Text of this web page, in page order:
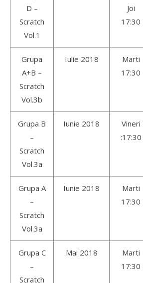
D –
Scratch
Vol.1
Joi
17:30
Grupa
A+B –
Scratch
Vol.3b
Iulie 2018
Marti
17:30
Grupa B
–
Scratch
Vol.3a
Iunie 2018
Vineri
:17:30
Grupa A
–
Scratch
Vol.3a
Iunie 2018
Marti
17:30
Grupa C
–
Scratch
Mai 2018
Marti
17:30